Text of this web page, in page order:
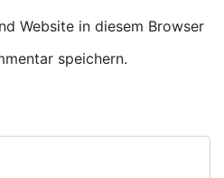
Website in diesem Browser
speichern.